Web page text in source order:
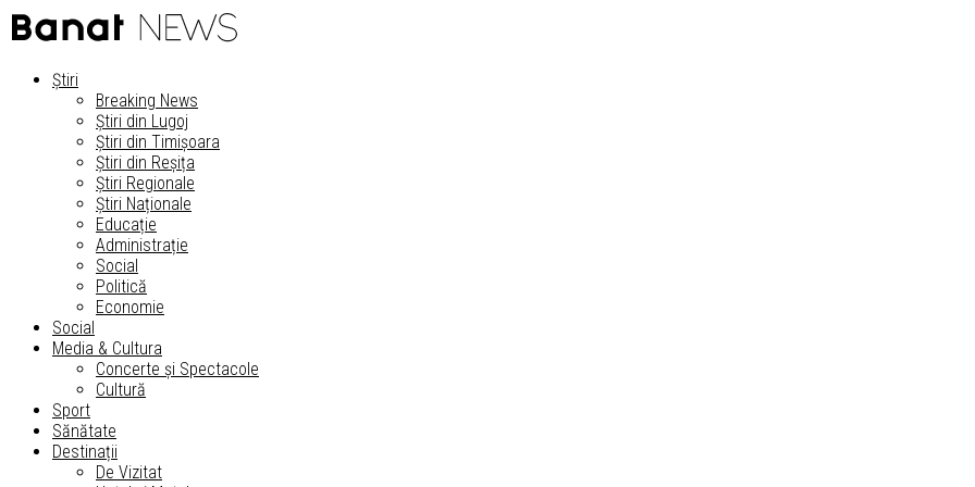
Știri
Breaking News
Știri din Lugoj
Știri din Timișoara
Știri din Reșița
Știri Regionale
Știri Naționale
Educație
Administrație
Social
Politică
Economie
Social
Media & Cultura
Concerte și Spectacole
Cultură
Sport
Sănătate
Destinații
De Vizitat